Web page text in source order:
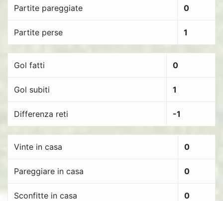
Partite pareggiate 0
Partite perse 1
Gol fatti 0
Gol subiti 1
Differenza reti -1
Vinte in casa 0
Pareggiare in casa 0
Sconfitte in casa 0